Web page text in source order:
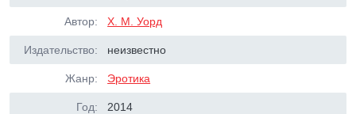
Автор: Х. М. Уорд
Издательство: неизвестно
Жанр: Эротика
Год: 2014